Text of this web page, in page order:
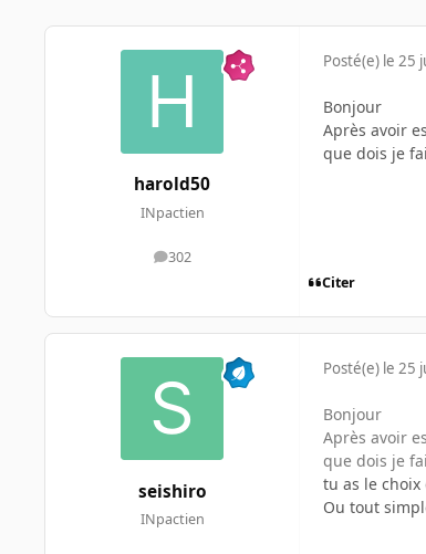
harold50
INpactien
302
messages
Posté(e) le 25
Bonjour
Après avoir
que dois je
Citer
seishiro
INpactien
Posté(e) le 25
Bonjour
Après avoir
que dois je
tu as le
Ou tout